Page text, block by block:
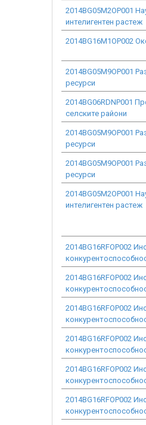
2014BG05M2OP001
интелигентен растеж
2014BG16M1OP002
2014BG05M9OP001
ресурси
2014BG06RDNP001
селските райони
2014BG05M9OP001
ресурси
2014BG05M9OP001
ресурси
2014BG05M2OP001
интелигентен растеж
2014BG16RFOP002
2014BG16RFOP002
2014BG16RFOP002
2014BG16RFOP002
2014BG16RFOP002
2014BG16RFOP002